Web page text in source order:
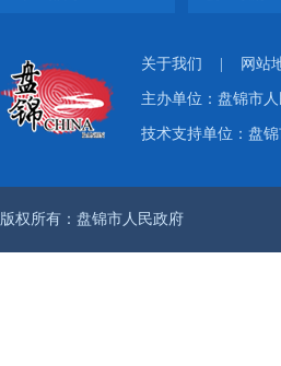
关于我们 网站
主办单位：盘锦
技术支持单位：盘
版权所有：盘锦市人民政府